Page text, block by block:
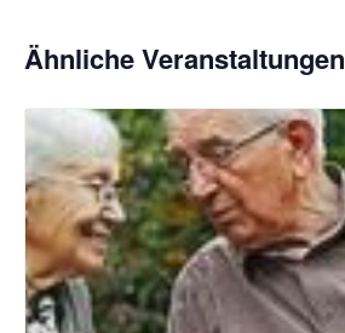
Ähnliche Veranstaltungen